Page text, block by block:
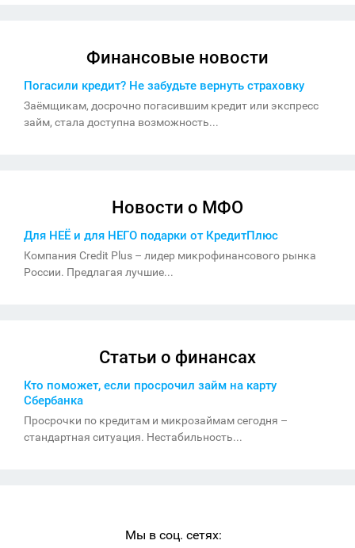
Финансовые новости
Погасили кредит? Не забудьте вернуть страховку
Заёмщикам, досрочно погасившим кредит или экспресс
займ, стала доступна возможность...
Новости о МФО
Для НЕЁ и для НЕГО подарки от КредитПлюс
Компания Credit Plus – лидер микрофинансового рынка
России. Предлагая лучшие...
Статьи о финансах
Кто поможет, если просрочил займ на карту
Сбербанка
Просрочки по кредитам и микрозаймам сегодня –
стандартная ситуация. Нестабильность...
Мы в соц. сетях: